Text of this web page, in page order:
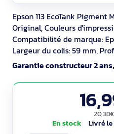
Epson 113 EcoTank
Original, Couleurs
Compatibilité de marque:
Largeur du colis: 59 mm,
Longueur du casier principal
Largeur du casier principal
du casier principal
Garantie constructeur 2
En stock Livré